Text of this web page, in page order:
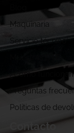
Maquinaria
Servicio técnico
¿Cómo
Preguntas
Politicas de
Contacto